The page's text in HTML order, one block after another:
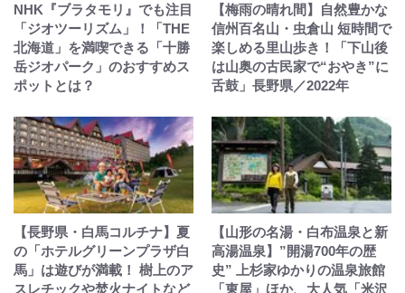
NHK『ブラタモリ』でも注目
「ジオツーリズム」！「THE
北海道」を満喫できる「十勝
岳ジオパーク」のおすすめス
ポットとは？
【梅雨の晴れ間】自然豊かな
信州百名山・虫倉山 短時間で
楽しめる里山歩き！「下山後
は山奥の古民家で“おやき”に
舌鼓」長野県／2022年
【長野県・白馬コルチナ】夏
の「ホテルグリーンプラザ白
馬」は遊びが満載！ 樹上のア
スレチックや焚火ナイトなど
【山形の名湯・白布温泉と新
高湯温泉】”開湯700年の歴
史” 上杉家ゆかりの温泉旅館
「東屋」ほか、大人気「米沢